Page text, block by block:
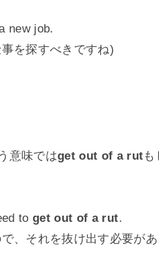
new job.
を探すべきですね)
意味ではget out of a rutも
toget out of a rut.
、それを抜け出す必要が